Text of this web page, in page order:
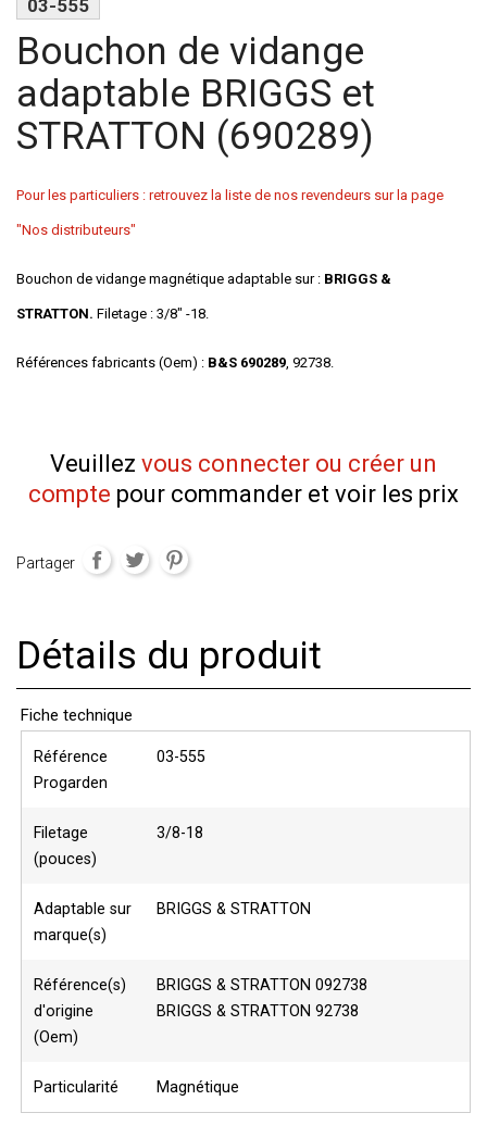
03-555
Bouchon de vidange
adaptable BRIGGS et
STRATTON (690289)
Pour les particuliers : retrouvez la liste de nos revendeurs sur la page
"Nos distributeurs"
Bouchon de vidange magnétique adaptable sur : BRIGGS &
STRATTON. Filetage : 3/8" -18.
Références fabricants (Oem) : B&S 690289, 92738.
Veuillez vous connecter ou créer un
compte pour commander et voir les prix
Partager
Détails du produit
Fiche technique
Référence
Progarden
03-555
Filetage
(pouces)
3/8-18
Adaptable sur
marque(s)
BRIGGS & STRATTON
Référence(s)
d'origine
(Oem)
BRIGGS & STRATTON 092738
BRIGGS & STRATTON 92738
Particularité Magnétique